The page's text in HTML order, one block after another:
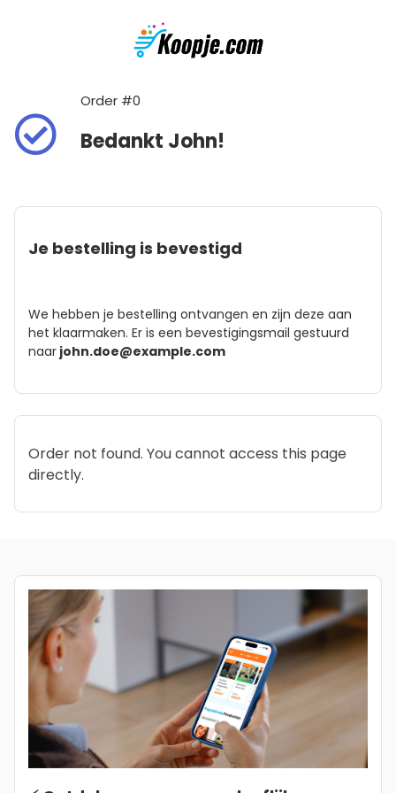
Order #0
Bedankt John!
Je bestelling is bevestigd
We hebben je bestelling ontvangen en zijn deze aan
het klaarmaken. Er is een bevestigingsmail gestuurd
naar john.doe@example.com
Order not found. You cannot access this page
directly.